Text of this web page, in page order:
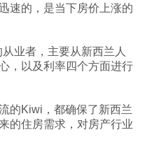
速的，是当下房价上涨的
业者，主要从新西兰人
，以及利率四个方面进行
的Kiwi，都确保了新西兰
的住房需求，对房产行业